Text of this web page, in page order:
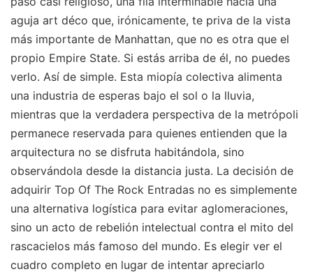
aguja art déco que, irónicamente, te priva de la vista
más importante de Manhattan, que no es otra que el
propio Empire State. Si estás arriba de él, no puedes
verlo. Así de simple. Esta miopía colectiva alimenta
una industria de esperas bajo el sol o la lluvia,
mientras que la verdadera perspectiva de la metrópoli
permanece reservada para quienes entienden que la
arquitectura no se disfruta habitándola, sino
observándola desde la distancia justa. La decisión de
adquirir Top Of The Rock Entradas no es simplemente
una alternativa logística para evitar aglomeraciones,
sino un acto de rebelión intelectual contra el mito del
rascacielos más famoso del mundo. Es elegir ver el
cuadro completo en lugar de intentar apreciarlo